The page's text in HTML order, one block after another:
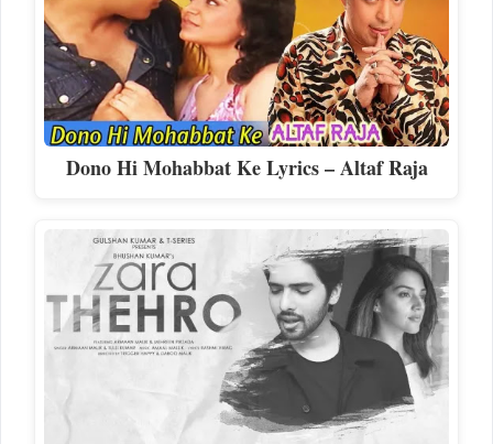
Dono Hi Mohabbat Ke Lyrics – Altaf Raja